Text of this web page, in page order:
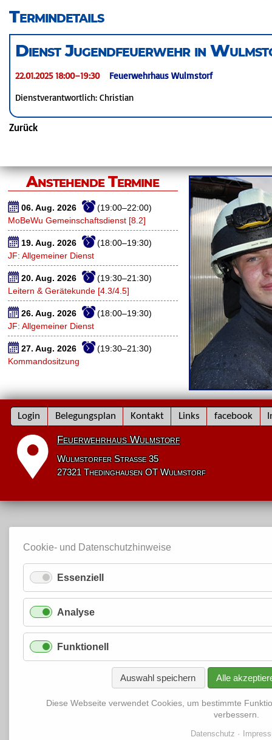
Termindetails
Dienst Jugendfeuerwehr in
22.01.2025 18:00–19:30
Feuerwehrhaus Wulmstorf
Dienstverantwortlich: Christian
Zurück
Anstehende Termine
06. Aug. 2026
(19:00–22:00)
MoBeWu Gemeinschaftsdienst [8.2]
19. Aug. 2026
(18:00–19:30)
JF: Allgemeiner Dienst
20. Aug. 2026
(19:30–21:30)
Leitern & Gerätekunde [4.3/4.5]
26. Aug. 2026
(18:00–19:30)
JF: Allgemeiner Dienst
27. Aug. 2026
(19:30–21:30)
Kommandositzung
Navigation
überspringen
Login Belegungsplan Kontakt Links facebook
Feuerwehrhaus Wulmstorf
Wulmstorfer Straße 35
27321 Thedinghausen OT Wulmstorf
Cookie- und Datenschutzhinweise
Essenziell
Analyse
Funktionell
Auswahl speichern Alle
Diese Webseite verwendet Cookies, um bestimmte
verbessern.
Datenschutz